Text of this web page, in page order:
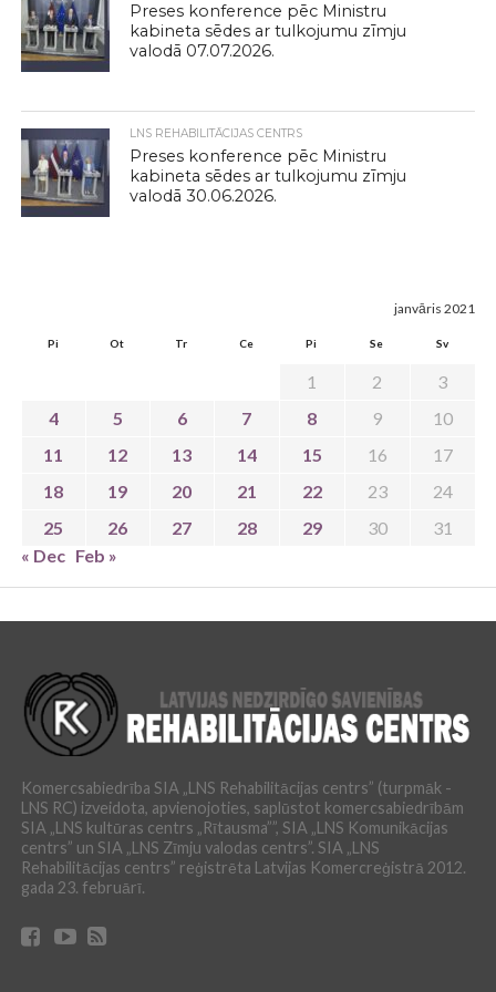
Preses konference pēc Ministru
kabineta sēdes ar tulkojumu zīmju
valodā 07.07.2026.
LNS REHABILITĀCIJAS CENTRS
Preses konference pēc Ministru
kabineta sēdes ar tulkojumu zīmju
valodā 30.06.2026.
janvāris 2021
Pi Ot Tr Ce Pi Se Sv
1 2
3
4
5 6 7 8 9
10
11
12 13 14 15 16
17
18
19 20 21 22 23
24
25
26 27 28 29 30
31
« Dec Feb »
Komercsabiedrība SIA „LNS Rehabilitācijas centrs” (turpmāk -
LNS RC) izveidota, apvienojoties, saplūstot komercsabiedrībām
SIA „LNS kultūras centrs „Rītausma””, SIA „LNS Komunikācijas
centrs” un SIA „LNS Zīmju valodas centrs”. SIA „LNS
Rehabilitācijas centrs” reģistrēta Latvijas Komercreģistrā 2012.
gada 23. februārī.